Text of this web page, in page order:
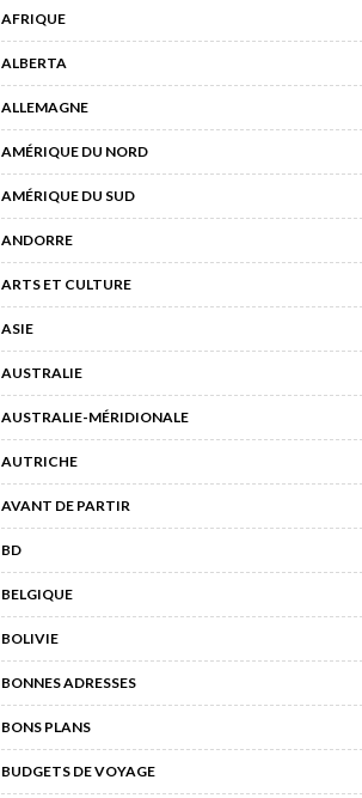
AFRIQUE
ALBERTA
ALLEMAGNE
AMÉRIQUE DU NORD
AMÉRIQUE DU SUD
ANDORRE
ARTS ET CULTURE
ASIE
AUSTRALIE
AUSTRALIE-MÉRIDIONALE
AUTRICHE
AVANT DE PARTIR
BD
BELGIQUE
BOLIVIE
BONNES ADRESSES
BONS PLANS
BUDGETS DE VOYAGE